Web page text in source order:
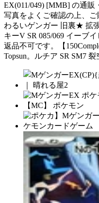
EX(011/049) [MMB] の通販
写真をよくご確認の上、ご
わるいゲンガー 旧裏★ 拡
キーV SR 085/069 イーブ
返品不可です。【
Topsun。ルチア SR SM7 裂